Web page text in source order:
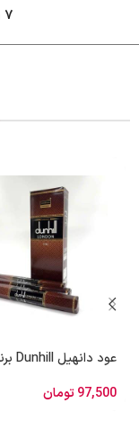
7 روز گارانتی بازگشت کالا
عود دانهیل Dunhill برند دارشان
97,500تومان